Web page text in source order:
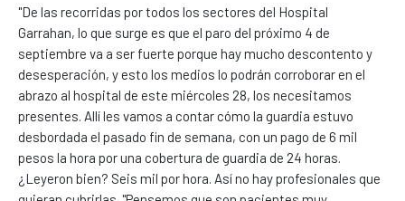
"De las recorridas por todos los sectores del Hospital
Garrahan, lo que surge es que el paro del próximo 4 de
septiembre va a ser fuerte porque hay mucho descontento y
desesperación, y esto los medios lo podrán corroborar en el
abrazo al hospital de este miércoles 28, los necesitamos
presentes. Allí les vamos a contar cómo la guardia estuvo
desbordada el pasado fin de semana, con un pago de 6 mil
pesos la hora por una cobertura de guardia de 24 horas.
¿Leyeron bien? Seis mil por hora. Así no hay profesionales que